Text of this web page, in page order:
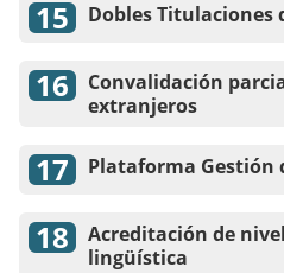
Dobles Titulaciones
Convalidación
extranjeros
Plataforma Gestión
Acreditación de
lingüística